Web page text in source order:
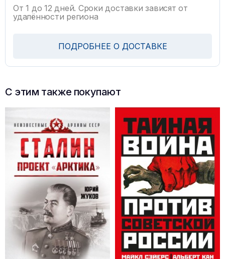
От 1 до 12 дней. Сроки доставки зависят от
удалённости региона
ПОДРОБНЕЕ О ДОСТАВКЕ
С этим также покупают